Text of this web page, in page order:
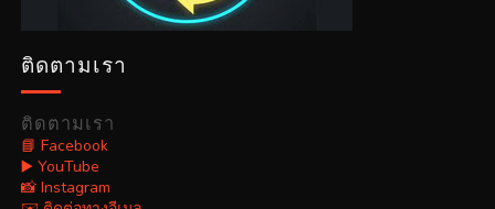
ติดตามเรา
ติดตามเรา
📘 Facebook
▶️ YouTube
📸 Instagram